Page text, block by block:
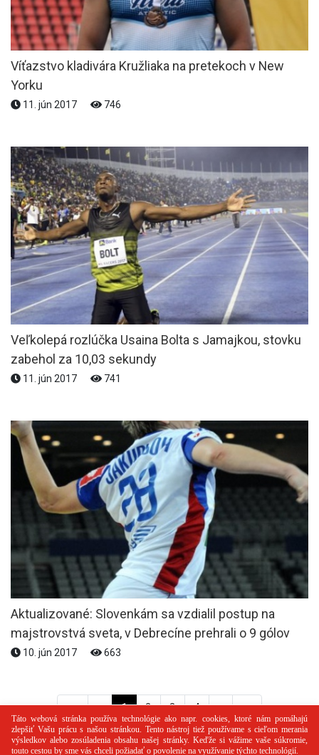
Víťazstvo kladivára Kružliaka na pretekoch v New
Yorku
11. jún 2017 746
Veľkolepá rozlúčka Usaina Bolta s Jamajkou, stovku
zabehol za 10,03 sekundy
11. jún 2017 741
Aktualizované: Slovenkám sa vzdialil postup na
majstrovstvá sveta, v Debrecíne prehrali o 9 gólov
10. jún 2017 663
<< < 1 2 3 4 > >>